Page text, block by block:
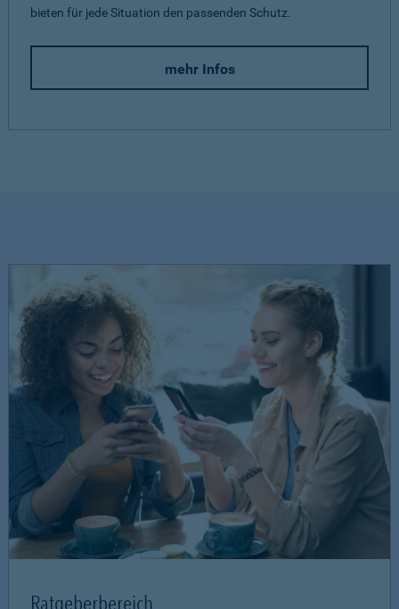
bieten für jede Situation den passenden Schutz.
mehr Infos
Ratgeberbereich